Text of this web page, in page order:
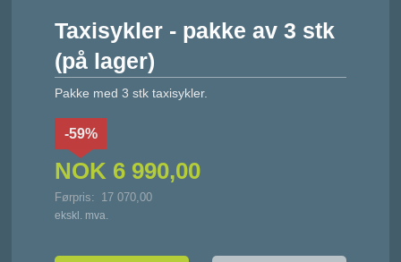
Taxisykler - pakke av 3 stk
(på lager)
Pakke med 3 stk taxisykler.
NOK 6 990,00
Førpris: 17 070,00
Rabatt
-59%
ekskl. mva.